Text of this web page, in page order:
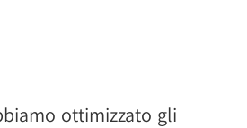
ottimizzato gli